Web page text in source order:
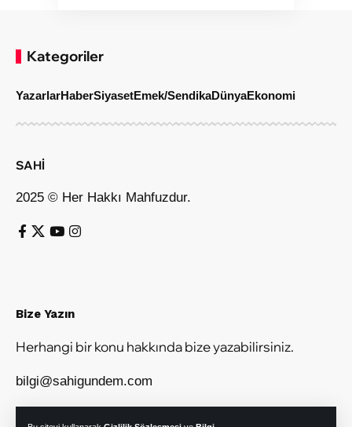
Kategoriler
YazarlarHaberSiyasetEmek/SendikaDünyaEkonomi
SAHİ
2025 © Her Hakkı Mahfuzdur.
Bize Yazın
Herhangi bir konu hakkında bize yazabilirsiniz.
bilgi@sahigundem.com